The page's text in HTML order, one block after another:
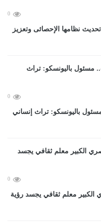
0
نظامها الإحصائى وتعزيز
0
باليونسكو: تراث إنساني
0
الكبير معلم ثقافي يجسد رؤية